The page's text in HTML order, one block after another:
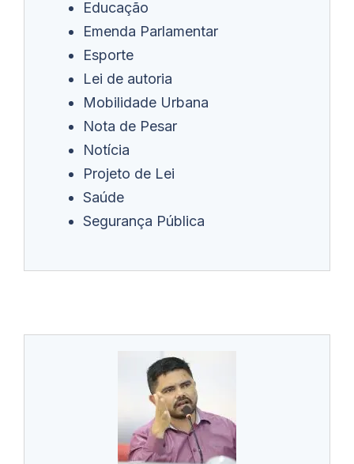
Educação
Emenda Parlamentar
Esporte
Lei de autoria
Mobilidade Urbana
Nota de Pesar
Notícia
Projeto de Lei
Saúde
Segurança Pública